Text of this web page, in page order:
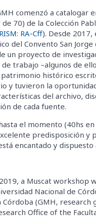
comenzó a catalogar
70) de la Colección
RA-Cff). Desde
del Convento San Jorge
un proyecto de
trabajo –algunos de
histórico
y tuvieron la
del archivo,
de cada fuente.
el momento (40hs
predisposición y
encantado y
a Muscat workshop
Nacional de
(GMH,
Office of the